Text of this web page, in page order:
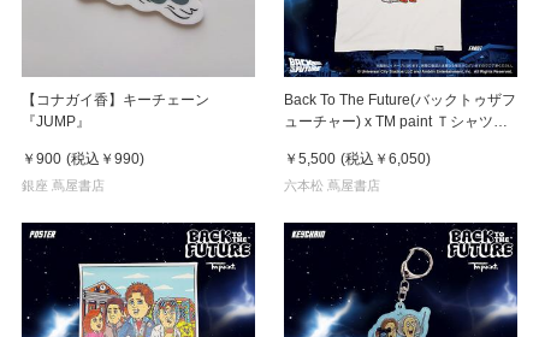
【コナガイ香】キーチェーン
『JUMP』
￥900 (税込 ￥990)
銀座 蔦屋書店
Back To The Future(バックトゥザフ
ューチャー) x TM paint Ｔシャツ
￥5,500 (税込 ￥6,050)
六本松 蔦屋書店